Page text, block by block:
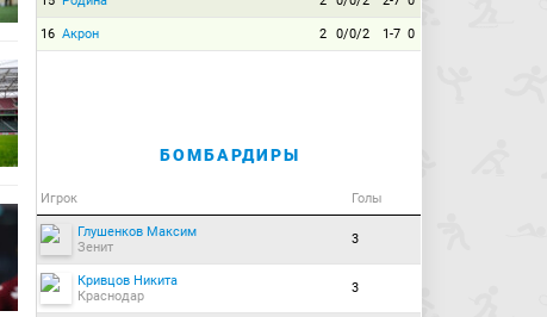
16 Акрон 2 0/0/2 1-7 0
БОМБАРДИРЫ
Игрок Голы
Глушенков Максим
Зенит
3
Кривцов Никита
Краснодар
3